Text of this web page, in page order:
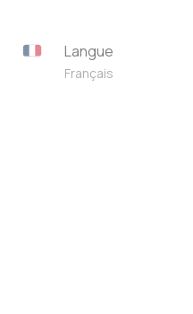
Langue
Français